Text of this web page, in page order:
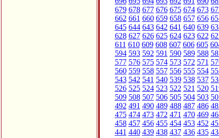
679 678 677 676 675 674 673
662 661 660 659 658 657 656
645 644 643 642 641 640 639
628 627 626 625 624 623 622
611 610 609 608 607 606 605
594 593 592 591 590 589 588
577 576 575 574 573 572 571
560 559 558 557 556 555 554
543 542 541 540 539 538 537
526 525 524 523 522 521 520
509 508 507 506 505 504 503
492 491 490 489 488 487 486
475 474 473 472 471 470 469
458 457 456 455 454 453 452
441 440 439 438 437 436 435